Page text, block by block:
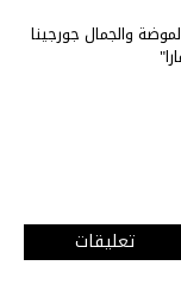
والجمال جورجينا
تعليقات